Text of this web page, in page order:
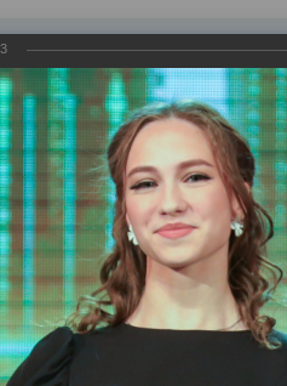
самоуправления
самоуправление Документы
/Фоторепортажи